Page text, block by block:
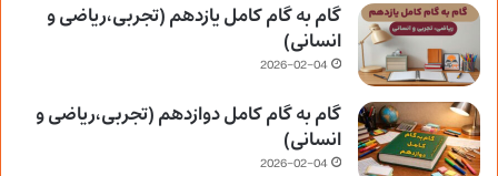
گام به گام کامل یازدهم (تجربی،ریاضی و
انسانی)
2026-02-04
گام به گام کامل دوازدهم (تجربی،ریاضی و
انسانی)
2026-02-04